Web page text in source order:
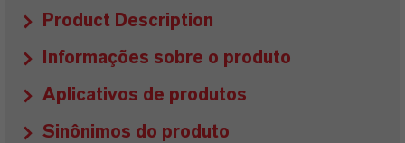
Product Description
Informações sobre o produto
Aplicativos de produtos
Sinônimos do produto